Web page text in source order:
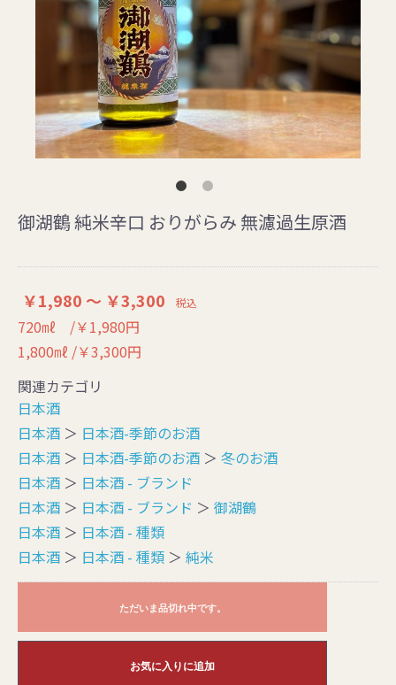
御湖鶴 純米辛口 おりがらみ 無濾過生原酒
￥1,980 ～ ￥3,300 税込
720㎖ /￥1,980円
1,800㎖ /￥3,300円
関連カテゴリ
日本酒
日本酒 ＞ 日本酒-季節のお酒
日本酒 ＞ 日本酒-季節のお酒 ＞ 冬のお酒
日本酒 ＞ 日本酒 - ブランド
日本酒 ＞ 日本酒 - ブランド ＞ 御湖鶴
日本酒 ＞ 日本酒 - 種類
日本酒 ＞ 日本酒 - 種類 ＞ 純米
ただいま品切れ中です。
お気に入りに追加